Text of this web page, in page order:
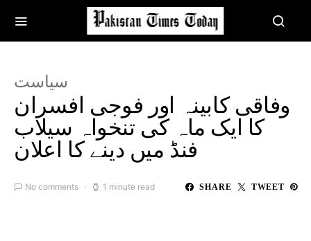
سیاست
وفاقی کابینہ اور فوجی افسران
کا ایک ماہ کی تنخواہ سیلاب
فنڈ میں دینے کا اعلان
No comments 1 minute read SHARE TWEET